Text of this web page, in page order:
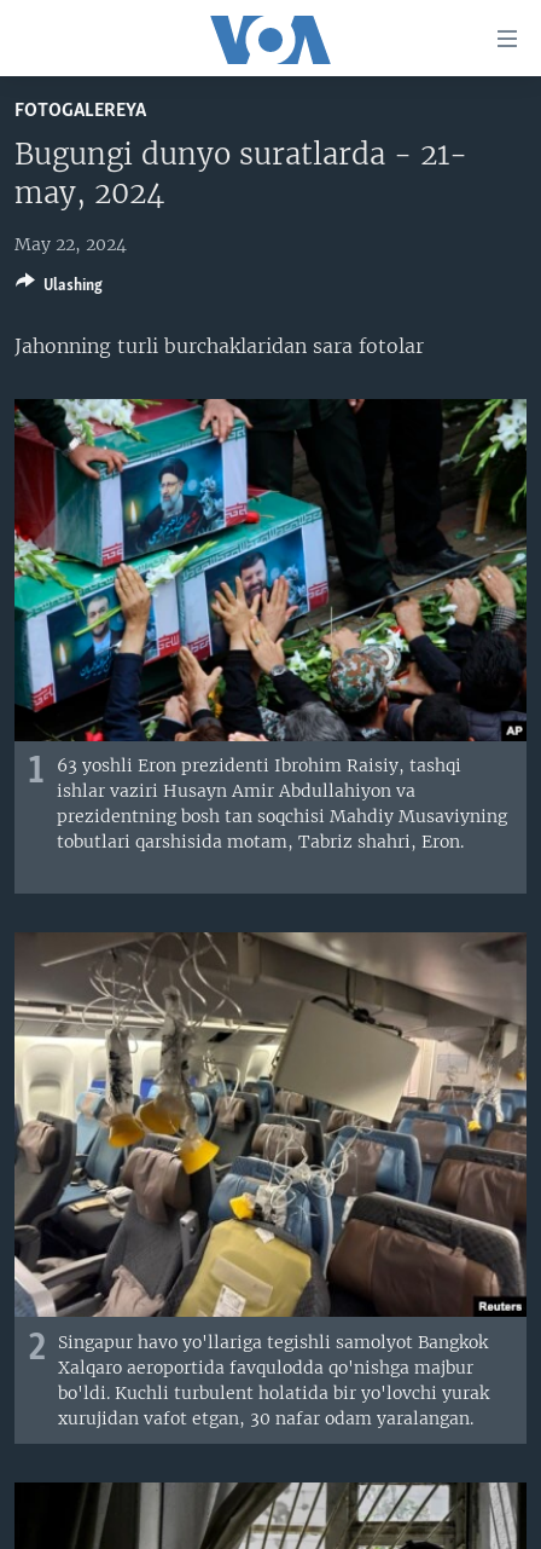
boring
Boshiga
Qidiruvga
o'ting
AMERIKA
MARKAZIY OSIYO
XALQARO
MULTIMEDIA
XALQARO HAYOT
VASHINGTON CHOYXONASI
MOBIL-SALOM!
VIDEO
XABARLAR SURATLARDA
FACEBOOK
YOUTUBE
INSTAGRAM
ODNOKLASSNIKI
TELEGRAM
TWITTER
SOUNDCLOUD
INGLIZ TILI DARSLARI
EDITORIAL
Learning English
VOA
FOTOGALEREYA
Bugungi dunyo suratlarda - 21-
may, 2024
May 22, 2024
Jahonning turli burchaklaridan sara fotolar
1
63 yoshli Eron prezidenti Ibrohim Raisiy, tashqi
ishlar vaziri Husayn Amir Abdullahiyon va
prezidentning bosh tan soqchisi Mahdiy Musaviyning
tobutlari qarshisida motam, Tabriz shahri, Eron.
2
Singapur havo yo'llariga tegishli samolyot Bangkok
Xalqaro aeroportida favqulodda qo'nishga majbur
bo'ldi. Kuchli turbulent holatida bir yo'lovchi yurak
xurujidan vafot etgan, 30 nafar odam yaralangan.
Ulashing